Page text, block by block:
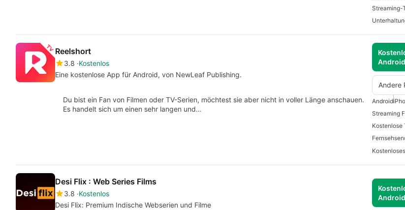
Streaming-
Reelshort
3.8 Kostenlos
Eine kostenlose App für Android, von NewLeaf Publishing.
Android
Andere
Du bist ein Fan von Filmen oder TV-Serien, möchtest sie aber nicht in voller Länge anschauen.
Es handelt sich um einen sehr langen und…
Android
Streaming
Kostenlose
Desi Flix : Web Series Films
3.8 Kostenlos
Desi Flix: Premium Indische Webserien und Filme
Android